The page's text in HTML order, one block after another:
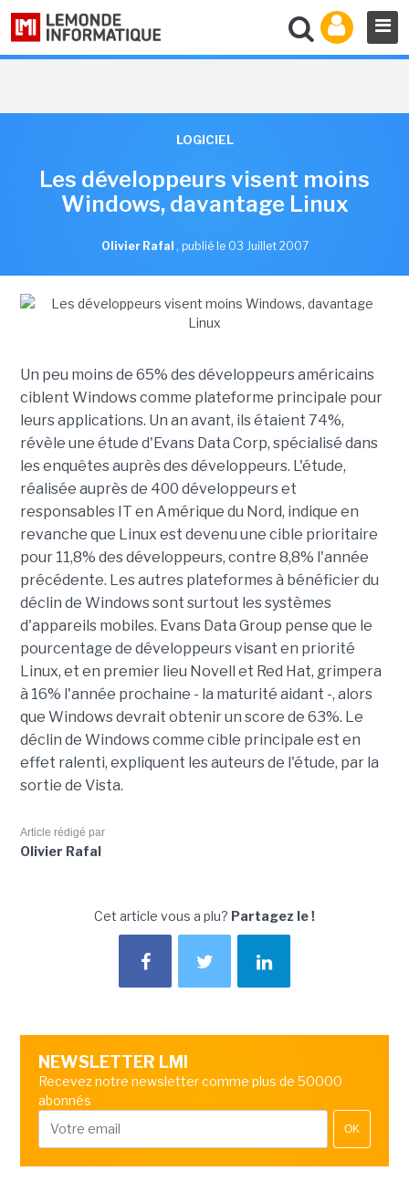
LOGICIEL
Les développeurs visent moins
Windows, davantage Linux
Olivier Rafal , publié le 03 Juillet 2007
Un peu moins de 65% des développeurs américains
ciblent Windows comme plateforme principale pour
leurs applications. Un an avant, ils étaient 74%,
révèle une étude d'Evans Data Corp, spécialisé dans
les enquêtes auprès des développeurs. L'étude,
réalisée auprès de 400 développeurs et
responsables IT en Amérique du Nord, indique en
revanche que Linux est devenu une cible prioritaire
pour 11,8% des développeurs, contre 8,8% l'année
précédente. Les autres plateformes à bénéficier du
déclin de Windows sont surtout les systèmes
d'appareils mobiles. Evans Data Group pense que le
pourcentage de développeurs visant en priorité
Linux, et en premier lieu Novell et Red Hat, grimpera
à 16% l'année prochaine - la maturité aidant -, alors
que Windows devrait obtenir un score de 63%. Le
déclin de Windows comme cible principale est en
effet ralenti, expliquent les auteurs de l'étude, par la
sortie de Vista.
Article rédigé par
Olivier Rafal
Cet article vous a plu? Partagez le !
NEWSLETTER LMI
Recevez notre newsletter comme plus de 50000
abonnés
OK